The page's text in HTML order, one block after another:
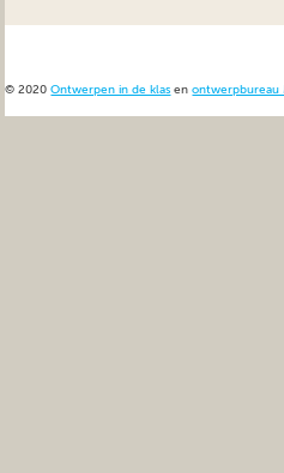
© 2020Ontwerpen in de klas enontwerpbureau